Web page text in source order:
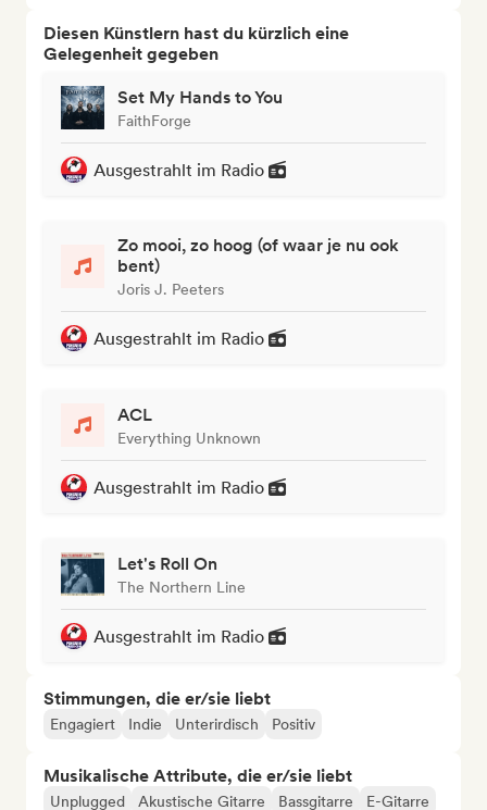
Diesen Künstlern hast du kürzlich eine
Gelegenheit gegeben
Set My Hands to You
FaithForge
Ausgestrahlt im Radio
Zo mooi, zo hoog (of waar je nu ook
bent)
Joris J. Peeters
Ausgestrahlt im Radio
ACL
Everything Unknown
Ausgestrahlt im Radio
Let's Roll On
The Northern Line
Ausgestrahlt im Radio
Stimmungen, die er/sie liebt
Engagiert Indie Unterirdisch Positiv
Musikalische Attribute, die er/sie liebt
Unplugged Akustische Gitarre Bassgitarre E-Gitarre